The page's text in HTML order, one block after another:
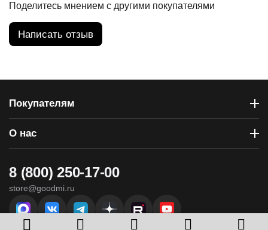
Поделитесь мнением с другими покупателями
Написать отзыв
Покупателям
О нас
8 (800) 250-17-00
store@goodmi.ru